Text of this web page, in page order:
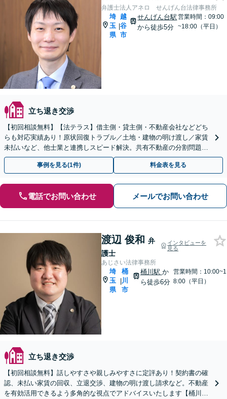
弁護士法人アネロ せんげん台法律事務所
埼
玉
県
|
越
谷
市
せんげん台駅
から徒歩5分
営業時間：09:00
~18:00（平日）
立ち退き交渉
【初回相談無料】【法テラス】借主側・貸主側・不動産会社などどち
らも対応実績あり！原状回復トラブル／土地・建物の明け渡し／家賃
未払いなど、他士業と連携しスピード解決。共有不動産の分割問題に
も詳しい【完全個室】【夜間対応】【せんげん台駅5分】
事例を見る(1件) 料金表を見る
電話でお問い合わせ メールでお問い合わせ
渡辺 俊和 弁
護士
インタビューを
見る
あじさい法律事務所
埼
玉
県
|
桶
川
市
桶川駅 か
ら徒歩6分
営業時間：10:00~1
8:00（平日）
立ち退き交渉
【初回相談無料】話しやすさや親しみやすさに定評あり！契約書の確
認、未払い家賃の回収、立退交渉、建物の明け渡し請求など。不動産
を有効活用できるよう多角的な視点でアドバイスいたします【桶川駅